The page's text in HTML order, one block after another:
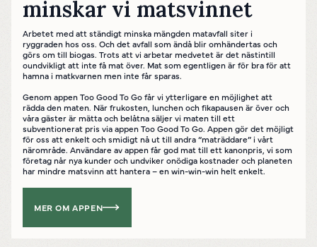
Powered by Translate
minskar vi matsvinnet
Arbetet med att ständigt minska mängden matavfall siter i
ryggraden hos oss. Och det avfall som ändå blir omhändertas och
görs om till biogas. Trots att vi arbetar medvetet är det nästintill
oundvikligt att inte få mat över. Mat som egentligen är för bra för att
hamna i matkvarnen men inte får sparas.
Genom appen Too Good To Go får vi ytterligare en möjlighet att
rädda den maten. När frukosten, lunchen och fikapausen är över och
våra gäster är mätta och belåtna säljer vi maten till ett
subventionerat pris via appen Too Good To Go. Appen gör det möjligt
för oss att enkelt och smidigt nå ut till andra “maträddare” i vårt
närområde. Användare av appen får god mat till ett kanonpris, vi som
företag når nya kunder och undviker onödiga kostnader och planeten
har mindre matsvinn att hantera – en win-win-win helt enkelt.
MER OM APPEN